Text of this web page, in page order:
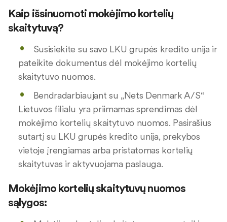
Kaip išsinuomoti mokėjimo kortelių
skaitytuvą?
Susisiekite su savo LKU grupės kredito unija ir
pateikite dokumentus dėl mokėjimo kortelių
skaitytuvo nuomos.
Bendradarbiaujant su „Nets Denmark A/S“
Lietuvos filialu yra priimamas sprendimas dėl
mokėjimo kortelių skaitytuvo nuomos. Pasirašius
sutartį su LKU grupės kredito unija, prekybos
vietoje įrengiamas arba pristatomas kortelių
skaitytuvas ir aktyvuojama paslauga.
Mokėjimo kortelių skaitytuvų nuomos
sąlygos: